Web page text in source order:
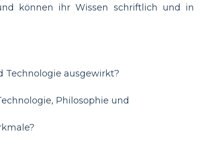
können ihr Wissen schriftlich und in
Technologie ausgewirkt?
Philosophie und